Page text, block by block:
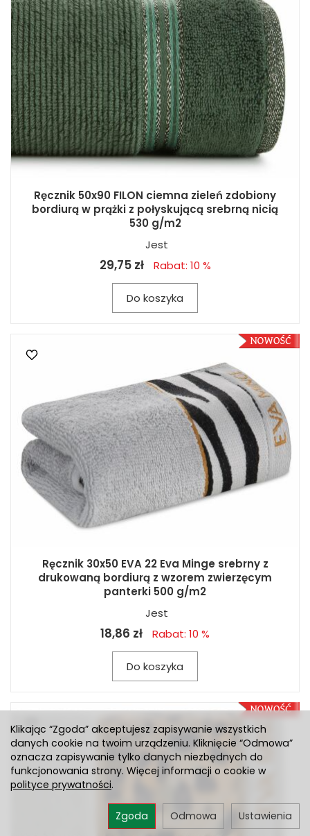
Ręcznik 50x90 FILON ciemna zieleń zdobiony
bordiurą w prążki z połyskującą srebrną nicią
530 g/m2
Jest
29,75 zł Rabat: 10 %
Do koszyka
Ręcznik 30x50 EVA 22 Eva Minge srebrny z
drukowaną bordiurą z wzorem zwierzęcym
panterki 500 g/m2
Jest
18,86 zł Rabat: 10 %
Do koszyka
Klikając “Zgoda” akceptujesz zapisywanie wszystkich
danych cookie na twoim urządzeniu. Kliknięcie “Odmowa”
oznacza zapisywanie tylko danych niezbędnych do
funkcjonowania strony. Więcej informacji o cookie w
polityce prywatności.
Ustawienia
Odmowa
Zgoda